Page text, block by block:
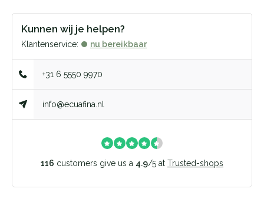
Kunnen wij je helpen?
Klantenservice: nu bereikbaar
+31 6 5550 9970
info@ecuafina.nl
116 customers give us a 4.9/5 at Trusted-shops